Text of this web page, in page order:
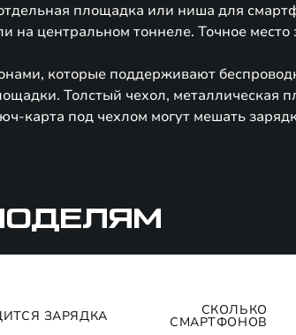
площадка или ниша для
на центральном тоннеле. Точное место
которые поддерживают
Толстый чехол, металлическая
карта под чехлом могут мешать
ЗАРЯДКА СКОЛЬКО
СМАРТФОНОВ